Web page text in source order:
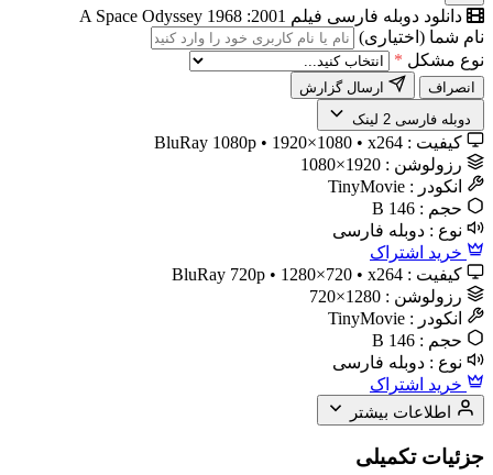
دانلود دوبله فارسی فیلم 2001: A Space Odyssey 1968
نام شما (اختیاری)
نوع مشکل *
انصراف
️ دوبله فارسی 2 لینک
کیفیت : BluRay 1080p • 1920×1080 • x264
رزولوشن : 1920×1080
انکودر : TinyMovie
حجم : 146 B
نوع : دوبله فارسی
خرید اشتراک
کیفیت : BluRay 720p • 1280×720 • x264
رزولوشن : 1280×720
انکودر : TinyMovie
حجم : 146 B
نوع : دوبله فارسی
خرید اشتراک
اطلاعات بیشتر
جزئیات تکمیلی